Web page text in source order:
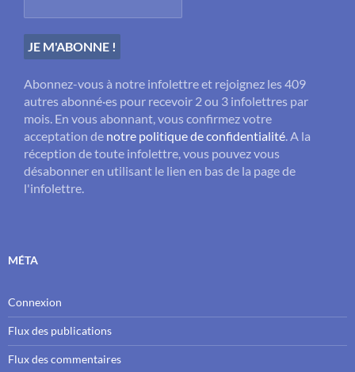
Abonnez-vous à notre infolettre et rejoignez les 409
autres abonné·es pour recevoir 2 ou 3 infolettres par
mois. En vous abonnant, vous confirmez votre
acceptation de notre politique de confidentialité . A la
réception de toute infolettre, vous pouvez vous
désabonner en utilisant le lien en bas de la page de
l'infolettre.
MÉTA
Connexion
Flux des publications
Flux des commentaires